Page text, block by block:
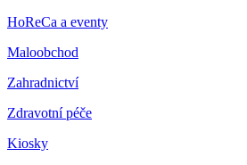
HoReCa a eventy
Maloobchod
Zahradnictví
Zdravotní péče
Kiosky